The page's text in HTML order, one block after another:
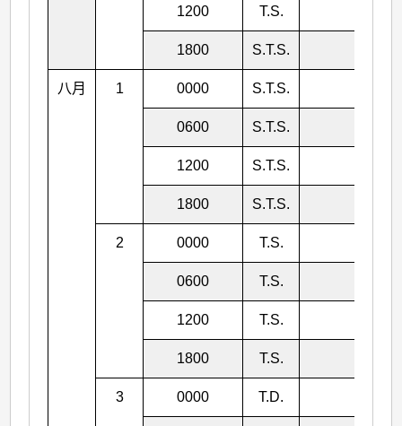
1200 T.S.
1800 S.T.S.
八月 1 0000 S.T.S.
0600 S.T.S.
1200 S.T.S.
1800 S.T.S.
2 0000 T.S.
0600 T.S.
1200 T.S.
1800 T.S.
3 0000 T.D.